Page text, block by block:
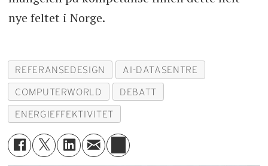
nye feltet i Norge.
REFERANSEDESIGN AI-DATASENTRE
COMPUTERWORLD DEBATT
ENERGIEFFEKTIVITET